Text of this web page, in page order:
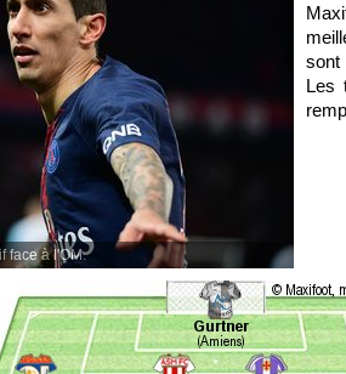
face à l'OM.
sont
Les